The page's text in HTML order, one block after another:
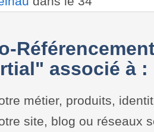
associé à :
métier, produits,
site, blog ou réseaux